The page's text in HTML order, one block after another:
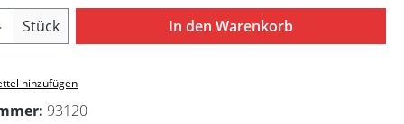
Anzahl: Gib den gewünschten Wert ein
Stück In den Warenkorb
hinzufügen
93120